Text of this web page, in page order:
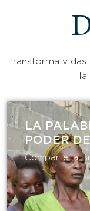
Transforma
LA
PODER
Comparte la